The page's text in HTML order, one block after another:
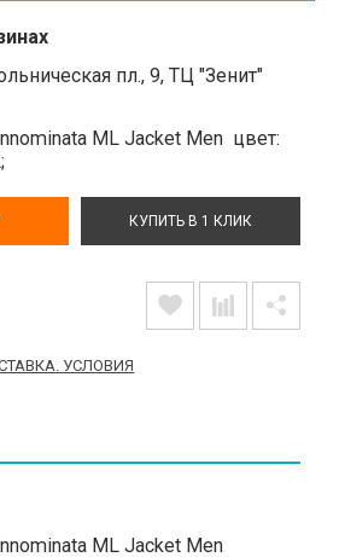
пл., 9, ТЦ "Зенит"
ML Jacket Men цвет:
КУПИТЬ В 1 КЛИК
УСЛОВИЯ
ML Jacket Men